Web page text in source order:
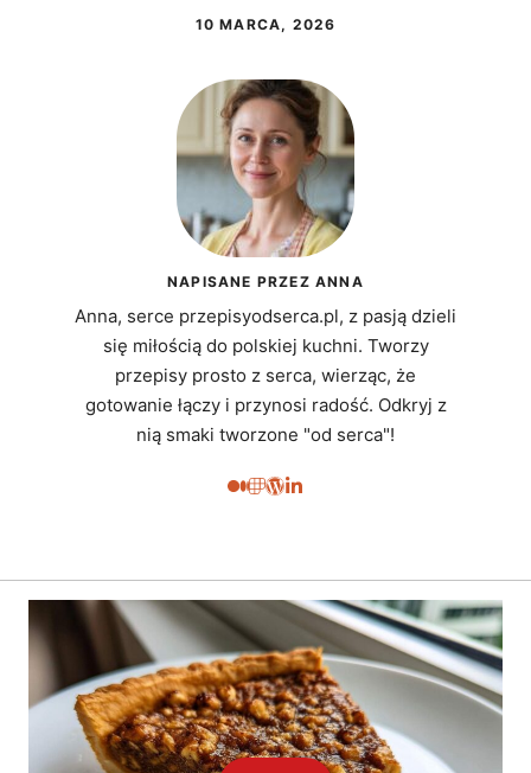
10 MARCA, 2026
NAPISANE PRZEZ ANNA
Anna, serce przepisyodserca.pl, z pasją dzieli
się miłością do polskiej kuchni. Tworzy
przepisy prosto z serca, wierząc, że
gotowanie łączy i przynosi radość. Odkryj z
nią smaki tworzone "od serca"!